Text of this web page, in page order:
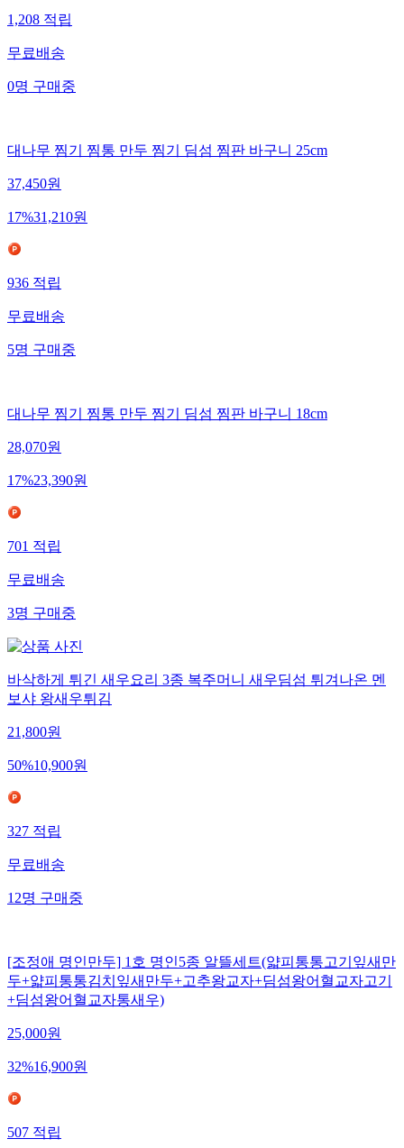
1,208적립
무료배송
0명구매중
대나무 찜기 찜통 만두 찜기 딤섬 찜판 바구니 25cm
37,450원
17%31,210원
936적립
무료배송
5명구매중
대나무 찜기 찜통 만두 찜기 딤섬 찜판 바구니 18cm
28,070원
17%23,390원
701적립
무료배송
3명구매중
바삭하게 튀긴 새우요리 3종 복주머니 새우딤섬 튀겨나온 멘
보샤 왕새우튀김
21,800원
50%10,900원
327적립
무료배송
12명구매중
[조정애 명인만두] 1호 명인5종 알뜰세트(얇피통통고기잎새만
두+얇피통통김치잎새만두+고추왕교자+딤섬왕어혈교자고기
+딤섬왕어혈교자통새우)
25,000원
32%16,900원
507적립